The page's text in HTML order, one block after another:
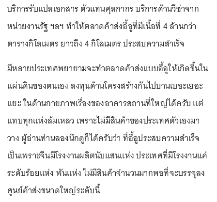
บริการรับแปลเอกสาร ตัวแทนศุลกากร บริการด้านวีซ่าจาก
หน่วยงานรัฐ ฯลฯ ทำให้ตลาดค้าส่งอี้อูที่มีเนื้อที่ 4 ล้านกว่า
ตารางกิโลเมตร ยาวถึง 4 กิโลเมตร ประสบความสำเร็จ
มีหลายประเทศพยายามจะทำตลาดค้าส่งแบบอี้อูให้เกิดขึ้นใน
แผ่นดินของตนเอง ลงทุนด้านโครงสร้างกันไปบานเบอะเยอะ
แยะ ในด้านกายภาพเรื่องของอาคารสถานที่ใหญ่ได้ครับ แต่
แทบทุกแห่งล้มเหลว เพราะไม่มีสินค้าของประเทศตัวเองมา
วาง ผู้อ่านท่านลองนึกดูก็ได้ครับว่า ที่อี้อูประสบความสำเร็จ
เป็นเพราะจีนมีโรงงานผลิตนับแสนแห่ง ประเทศที่มีโรงงานแค่
ระดับร้อยแห่ง พันแห่ง ไม่มีสินค้าจำนวนมากพอที่จะบรรจุลง
ศูนย์ค้าส่งขนาดใหญ่ระดับนี้